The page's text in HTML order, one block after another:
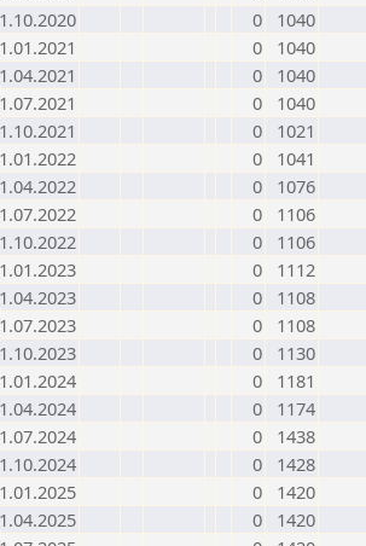
0
1040
0
1040
0
1040
0
1040
0
1021
0
1041
0
1076
0
1106
0
1106
0
1112
0
1108
0
1108
0
1130
0
1181
0
1174
0
1438
0
1428
0
1420
0
1420